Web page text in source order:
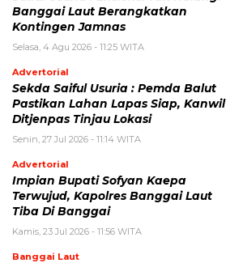
Banggai Laut Berangkatkan
Kontingen Jamnas
Selasa, 4 Agu 2026 - 11:25 WITA
Advertorial
Sekda Saiful Usuria : Pemda Balut
Pastikan Lahan Lapas Siap, Kanwil
Ditjenpas Tinjau Lokasi
Senin, 27 Jul 2026 - 11:14 WITA
Advertorial
Impian Bupati Sofyan Kaepa
Terwujud, Kapolres Banggai Laut
Tiba Di Banggai
Kamis, 23 Jul 2026 - 11:56 WITA
Banggai Laut